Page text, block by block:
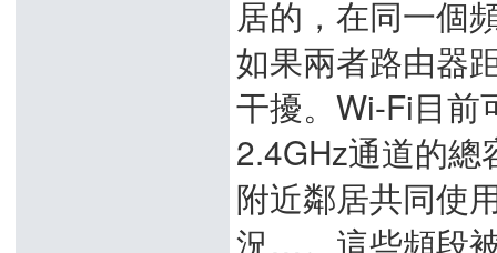
居的，在同一個
如果兩者路由器
干擾。Wi-Fi目前
2.4GHz通道的
附近鄰居共同使
況…。這些頻段